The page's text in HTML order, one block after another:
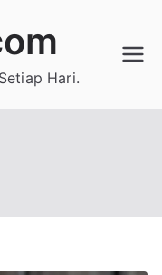
Hari.